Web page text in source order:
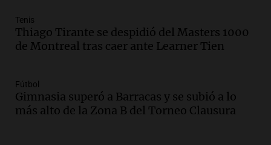
Audio.Suspenden descuento en SUBE y
aumentan tarifas del SUBTE en Buenos
Episodios
Audio.Kicillof critica la desregulación
Tenis
Thiago Tirante se despidió del Masters 1000
de Montreal tras caer ante Learner Tien
Fútbol
Gimnasia superó a Barracas y se subió a lo
más alto de la Zona B del Torneo Clausura